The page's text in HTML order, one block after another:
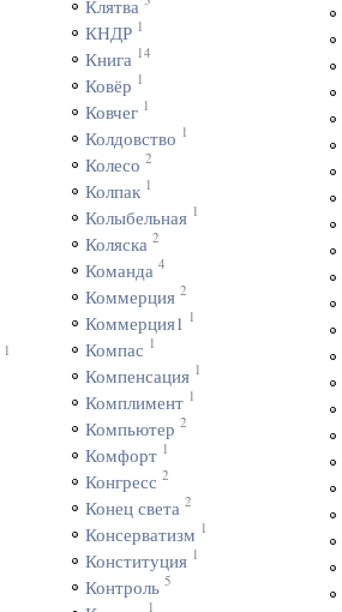
1
Клятва
КНДР 1
Книга 14
Ковёр 1
Ковчег 1
Колдовство 1
Колесо 2
Колпак 1
Колыбельная 1
Коляска 2
Команда 4
Коммерция 2
Коммерция1 1
Компас 1
Компенсация 1
Комплимент 1
Компьютер 2
Комфорт 1
Конгресс 2
Конец света 2
Консерватизм 1
Конституция 1
Контроль 5
1